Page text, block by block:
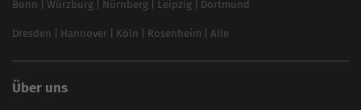
Brand Monitoring 2025
Bonn Würzburg Nürnberg Leipzig Dortmund
Dresden Hannover Köln Rosenheim Alle
Über uns